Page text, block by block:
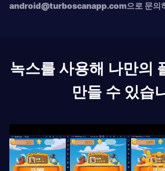
android@turboscanapp.com으로 문의
녹스를 사용해 나만의
만들 수 있습